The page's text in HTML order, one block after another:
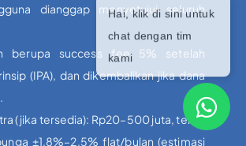
dianggap menyetujui seluruh
berupa success fee 5% setelah
(IPA), dan dikembalikan jika dana
(jika tersedia): Rp20–500 juta, tenor
±1,8%–2,5% flat/bulan (estimasi